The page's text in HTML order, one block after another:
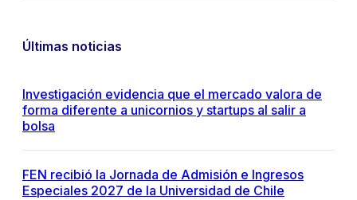
Últimas noticias
Investigación evidencia que el mercado valora de
forma diferente a unicornios y startups al salir a
bolsa
FEN recibió la Jornada de Admisión e Ingresos
Especiales 2027 de la Universidad de Chile